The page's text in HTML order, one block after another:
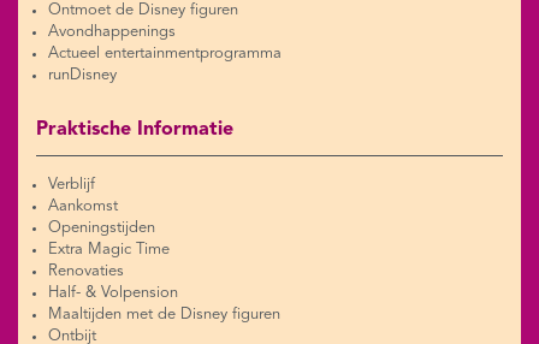
Ontmoet de Disney figuren
Avondhappenings
Actueel entertainmentprogramma
runDisney
Praktische Informatie
Verblijf
Aankomst
Openingstijden
Extra Magic Time
Renovaties
Half- & Volpension
Maaltijden met de Disney figuren
Ontbijt